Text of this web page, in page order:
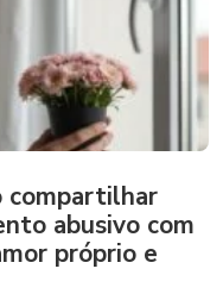
compartilhar
abusivo com
próprio e